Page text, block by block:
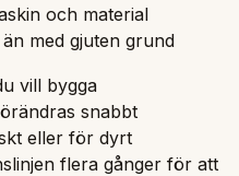
och material
med gjuten grund
vill bygga
snabbt
eller för dyrt
flera gånger för att